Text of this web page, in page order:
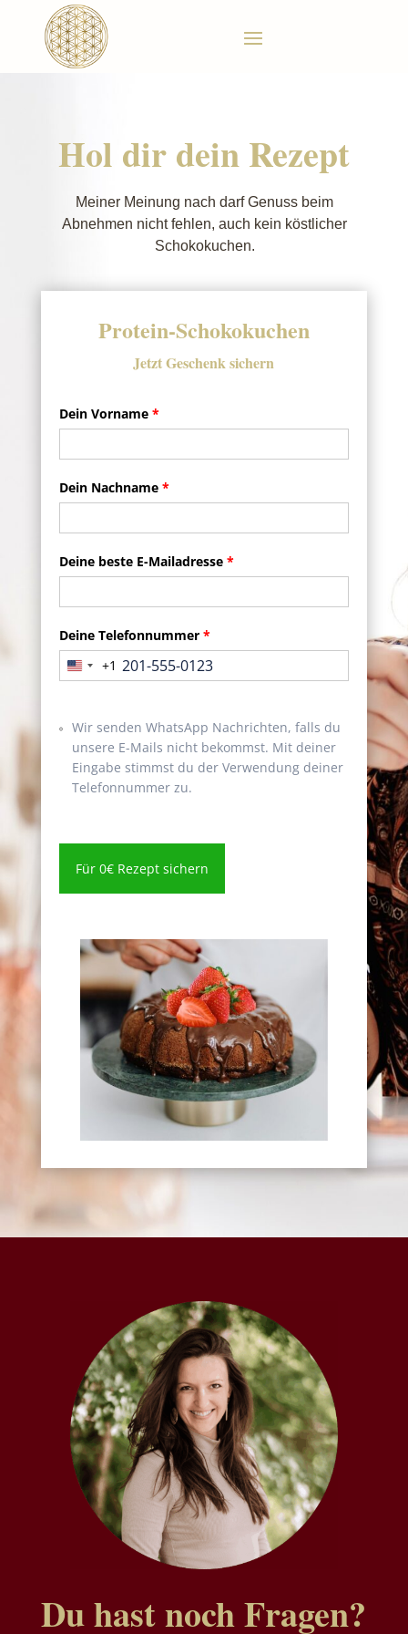
Hol dir dein Rezept
Meiner Meinung nach darf Genuss beim
Abnehmen nicht fehlen, auch kein köstlicher
Schokokuchen.
Protein-Schokokuchen
Jetzt Geschenk sichern
Dein Vorname*
Dein Nachname*
Deine beste E-Mailadresse*
Deine Telefonnummer*
United
+1
Wir senden WhatsApp Nachrichten, falls du
unsere E-Mails nicht bekommst. Mit deiner
Eingabe stimmst du der Verwendung deiner
Telefonnummer zu.
Für 0€ Rezept sichern
Du hast noch Fragen?